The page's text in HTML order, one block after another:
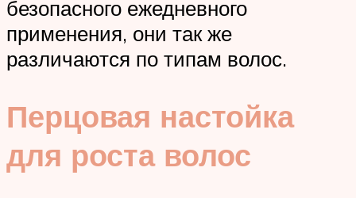
безопасного ежедневного
применения, они так же
различаются по типам волос.
Перцовая настойка
для роста волос